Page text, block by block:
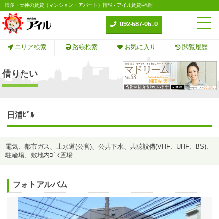
博多・天神の賃貸（マンション・アパート）情報 - アイル賃貸-福岡
092-687-0610
エリア検索 路線検索 お気に入り 閲覧履歴
借りたい
日浦ﾋﾞﾙ
電気、都市ガス、上水道(公営)、公共下水、共聴設備(VHF、UHF、BS)、
駐輪場、敷地内ｺﾞﾐ置場
フォトアルバム